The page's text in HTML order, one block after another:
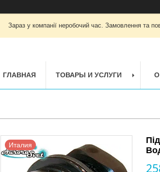
Зараз у компанії неробочий час. Замовлення та
ГЛАВНАЯ ТОВАРЫ И УСЛУГИ
Италия